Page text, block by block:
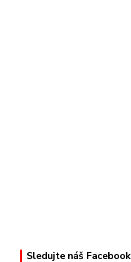
Sledujte náš Facebook